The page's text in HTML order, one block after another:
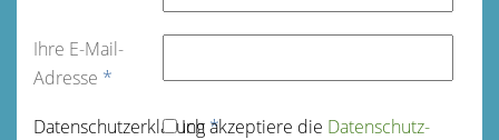
Ihre E-Mail-
Adresse *
Datenschutz­erklärung*
Ich akzeptiere die Datenschutz­